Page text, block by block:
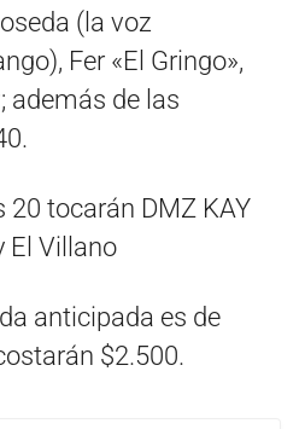
(la voz
Fer «El Gringo»,
además de las
20 tocarán DMZ KAY
El Villano
anticipada es de
$2.500.